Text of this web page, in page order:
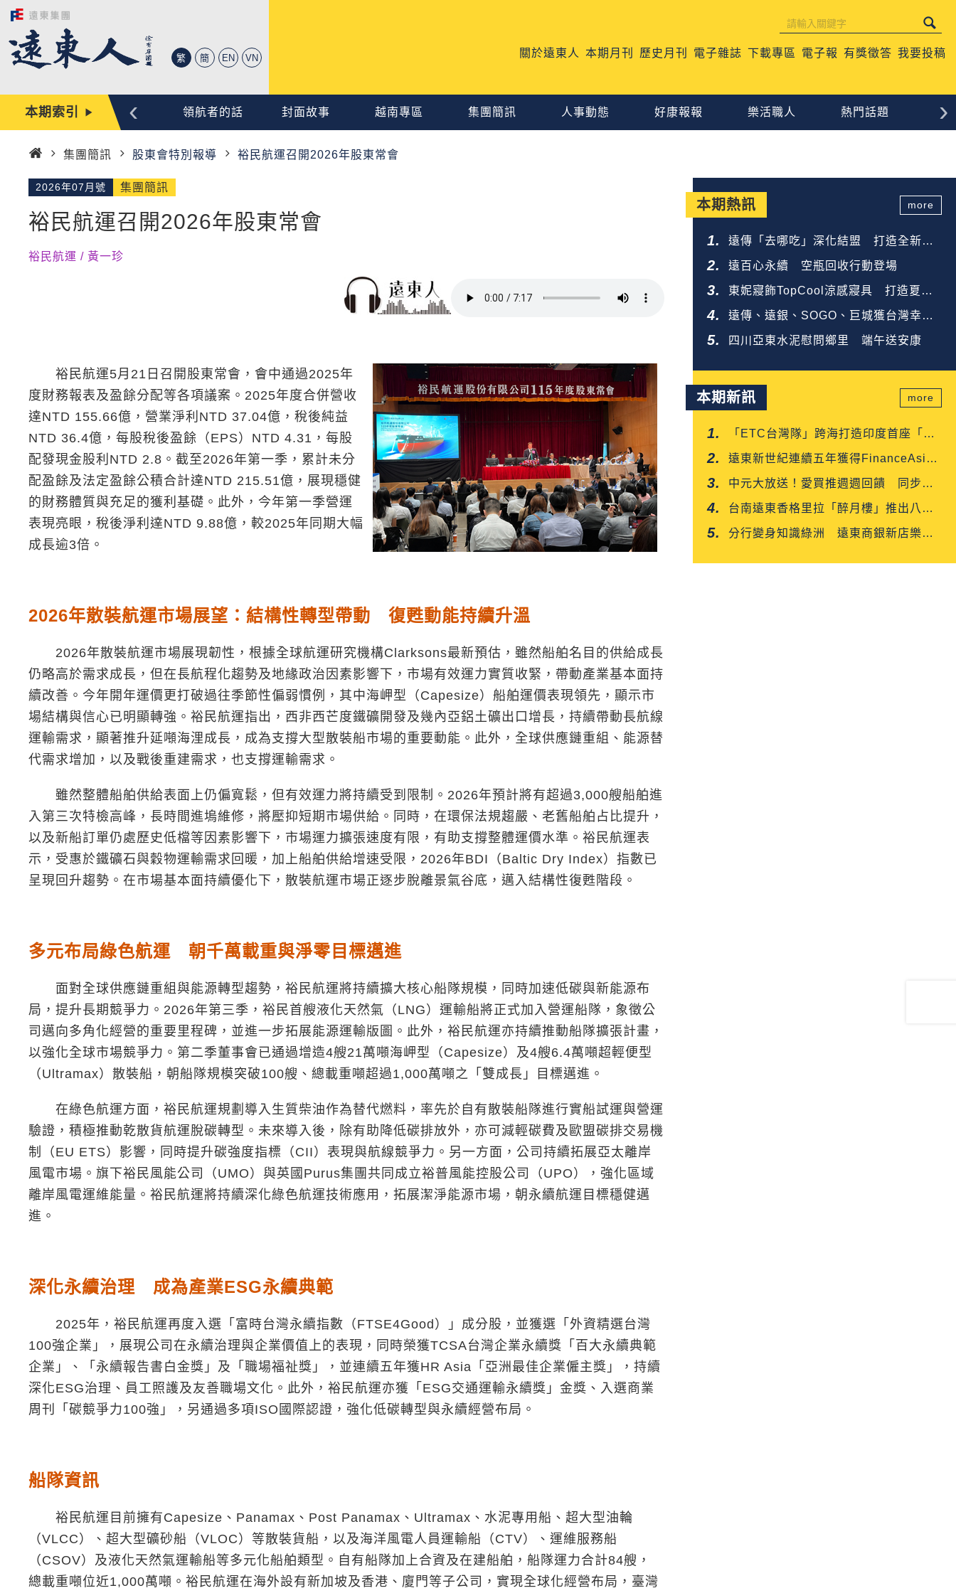
繁 簡 EN VN 關於遠東人 本期月刊 歷史月刊 電子雜誌 下載專區 電子報 有獎徵答 我要投稿
本期索引
心動時刻 編輯手記 領航者的話 封面故事 越南專區 集團簡訊 人事動態 好康報報 樂活職人 熱門話題 生
‹ ›
頁
集團簡訊 股東會特別報導 裕民航運召開2026年股東常會
2026年07月號 集團簡訊
裕民航運召開2026年股東常會
裕民航運 / 黃一珍
裕民航運5月21日召開股東常會，會中通過2025年
度財務報表及盈餘分配等各項議案。2025年度合併營收
達NTD 155.66億，營業淨利NTD 37.04億，稅後純益
NTD 36.4億，每股稅後盈餘（EPS）NTD 4.31，每股
配發現金股利NTD 2.8。截至2026年第一季，累計未分
配盈餘及法定盈餘公積合計達NTD 215.51億，展現穩健
的財務體質與充足的獲利基礎。此外，今年第一季營運
表現亮眼，稅後淨利達NTD 9.88億，較2025年同期大幅
成長逾3倍。
2026年散裝航運市場展望：結構性轉型帶動 復甦動能持續升溫
2026年散裝航運市場展現韌性，根據全球航運研究機構Clarksons最新預估，雖然船舶名目的供給成長
仍略高於需求成長，但在長航程化趨勢及地緣政治因素影響下，市場有效運力實質收緊，帶動產業基本面持
續改善。今年開年運價更打破過往季節性偏弱慣例，其中海岬型（Capesize）船舶運價表現領先，顯示市
場結構與信心已明顯轉強。裕民航運指出，西非西芒度鐵礦開發及幾內亞鋁土礦出口增長，持續帶動長航線
運輸需求，顯著推升延噸海浬成長，成為支撐大型散裝船市場的重要動能。此外，全球供應鏈重組、能源替
代需求增加，以及戰後重建需求，也支撐運輸需求。
雖然整體船舶供給表面上仍偏寬鬆，但有效運力將持續受到限制。2026年預計將有超過3,000艘船舶進
入第三次特檢高峰，長時間進塢維修，將壓抑短期市場供給。同時，在環保法規趨嚴、老舊船舶占比提升，
以及新船訂單仍處歷史低檔等因素影響下，市場運力擴張速度有限，有助支撐整體運價水準。裕民航運表
示，受惠於鐵礦石與穀物運輸需求回暖，加上船舶供給增速受限，2026年BDI（Baltic Dry Index）指數已
呈現回升趨勢。在市場基本面持續優化下，散裝航運市場正逐步脫離景氣谷底，邁入結構性復甦階段。
多元布局綠色航運 朝千萬載重與淨零目標邁進
面對全球供應鏈重組與能源轉型趨勢，裕民航運將持續擴大核心船隊規模，同時加速低碳與新能源布
局，提升長期競爭力。2026年第三季，裕民首艘液化天然氣（LNG）運輸船將正式加入營運船隊，象徵公
司邁向多角化經營的重要里程碑，並進一步拓展能源運輸版圖。此外，裕民航運亦持續推動船隊擴張計畫，
以強化全球市場競爭力。第二季董事會已通過增造4艘21萬噸海岬型（Capesize）及4艘6.4萬噸超輕便型
（Ultramax）散裝船，朝船隊規模突破100艘、總載重噸超過1,000萬噸之「雙成長」目標邁進。
在綠色航運方面，裕民航運規劃導入生質柴油作為替代燃料，率先於自有散裝船隊進行實船試運與營運
驗證，積極推動乾散貨航運脫碳轉型。未來導入後，除有助降低碳排放外，亦可減輕碳費及歐盟碳排交易機
制（EU ETS）影響，同時提升碳強度指標（CII）表現與航線競爭力。另一方面，公司持續拓展亞太離岸
風電市場。旗下裕民風能公司（UMO）與英國Purus集團共同成立裕普風能控股公司（UPO），強化區域
離岸風電運維能量。裕民航運將持續深化綠色航運技術應用，拓展潔淨能源市場，朝永續航運目標穩健邁
進。
深化永續治理 成為產業ESG永續典範
2025年，裕民航運再度入選「富時台灣永續指數（FTSE4Good）」成分股，並獲選「外資精選台灣
100強企業」，展現公司在永續治理與企業價值上的表現，同時榮獲TCSA台灣企業永續獎「百大永續典範
企業」、「永續報告書白金獎」及「職場福祉獎」，並連續五年獲HR Asia「亞洲最佳企業僱主獎」，持續
深化ESG治理、員工照護及友善職場文化。此外，裕民航運亦獲「ESG交通運輸永續獎」金獎、入選商業
周刊「碳競爭力100強」，另通過多項ISO國際認證，強化低碳轉型與永續經營布局。
船隊資訊
裕民航運目前擁有Capesize、Panamax、Post Panamax、Ultramax、水泥專用船、超大型油輪
（VLCC）、超大型礦砂船（VLOC）等散裝貨船，以及海洋風電人員運輸船（CTV）、運維服務船
（CSOV）及液化天然氣運輸船等多元化船舶類型。自有船隊加上合資及在建船舶，船隊運力合計84艘，
總載重噸位近1,000萬噸。裕民航運在海外設有新加坡及香港、廈門等子公司，實現全球化經營布局，臺灣
本期熱訊
遠傳「去哪吃」深化結盟 打造全新餐
飲生態圈
遠百心永續 空瓶回收行動登場
東妮寢飾TopCool涼感寢具 打造夏夜
好眠
遠傳、遠銀、SOGO、巨城獲台灣幸福
企業金獎
四川亞東水泥慰問鄉里 端午送安康
more
本期新訊
「ETC台灣隊」跨海打造印度首座「多
車道自由流」電子收費系統正式通車
遠東新世紀連續五年獲得FinanceAsia
肯定
中元大放送！愛買推週週回饋 同步開
賣白沙屯媽平安箱
台南遠東香格里拉「醉月樓」推出八月
限定「功夫新菜嘗鮮優惠」
分行變身知識綠洲 遠東商銀新店樂知
more